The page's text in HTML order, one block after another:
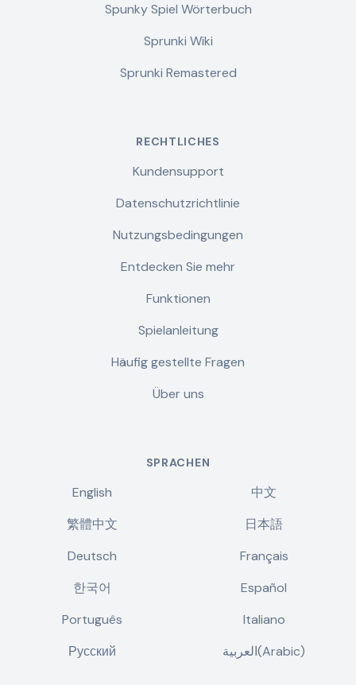
Spunky Spiel Wörterbuch
Sprunki Wiki
Sprunki Remastered
RECHTLICHES
Kundensupport
Datenschutzrichtlinie
Nutzungsbedingungen
Entdecken Sie mehr
Funktionen
Spielanleitung
Häufig gestellte Fragen
Über uns
SPRACHEN
English
中文
繁體中文
日本語
Deutsch
Français
한국어
Español
Português
Italiano
Русский
العربية(Arabic)